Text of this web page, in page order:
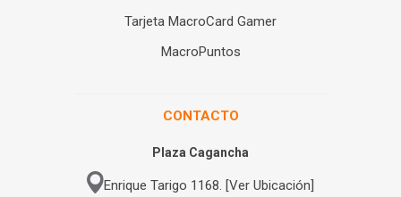
Tarjeta MacroCard Gamer
MacroPuntos
CONTACTO
Plaza Cagancha
Enrique Tarigo 1168. [Ver Ubicación]